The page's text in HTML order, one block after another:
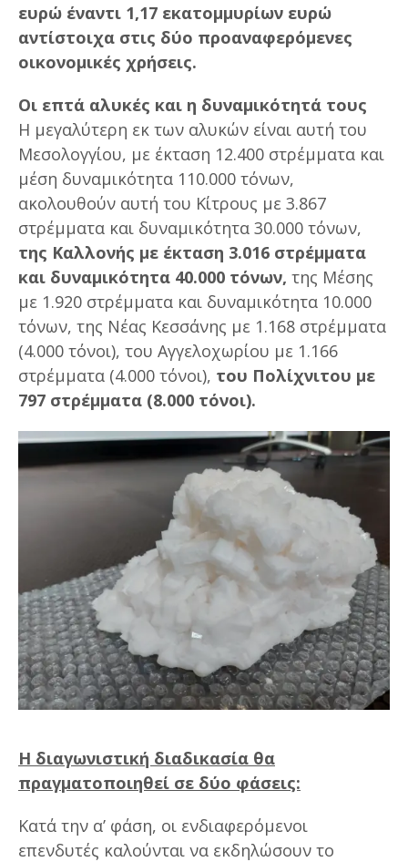
ευρώ έναντι 1,17 εκατομμυρίων ευρώ
αντίστοιχα στις δύο προαναφερόμενες
οικονομικές χρήσεις.
Οι επτά αλυκές και η δυναμικότητά τους
Η μεγαλύτερη εκ των αλυκών είναι αυτή του
Μεσολογγίου, με έκταση 12.400 στρέμματα και
μέση δυναμικότητα 110.000 τόνων,
ακολουθούν αυτή του Κίτρους με 3.867
στρέμματα και δυναμικότητα 30.000 τόνων,
της Καλλονής με έκταση 3.016 στρέμματα
και δυναμικότητα 40.000 τόνων, της Μέσης
με 1.920 στρέμματα και δυναμικότητα 10.000
τόνων, της Νέας Κεσσάνης με 1.168 στρέμματα
(4.000 τόνοι), του Αγγελοχωρίου με 1.166
στρέμματα (4.000 τόνοι), του Πολίχνιτου με
797 στρέμματα (8.000 τόνοι).
Η διαγωνιστική διαδικασία θα
πραγματοποιηθεί σε δύο φάσεις:
Κατά την α’ φάση, οι ενδιαφερόμενοι
επενδυτές καλούνται να εκδηλώσουν το